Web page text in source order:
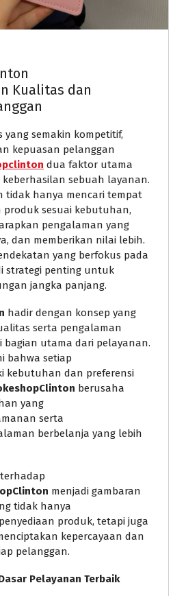
Kualitas dan
yang semakin kompetitif,
kepuasan pelanggan
dua faktor utama
sebuah layanan.
tidak hanya mencari tempat
produk sesuai kebutuhan,
pengalaman yang
dan memberikan nilai lebih.
yang berfokus pada
strategi penting untuk
jangka panjang.
hadir dengan konsep yang
serta pengalaman
bagian utama dari pelayanan.
bahwa setiap
kebutuhan dan preferensi
berusaha
yang
serta
berbelanja yang lebih
menjadi gambaran
tidak hanya
produk, tetapi juga
kepercayaan dan
pelanggan.
Pelayanan Terbaik